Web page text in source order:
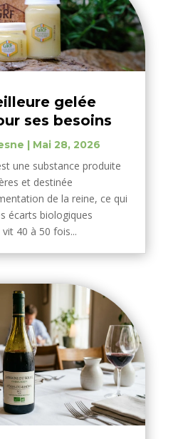
gelée
ses besoins
| Mai 28, 2026
une substance produite
et destinée
de la reine, ce qui
écarts biologiques
40 à 50 fois...